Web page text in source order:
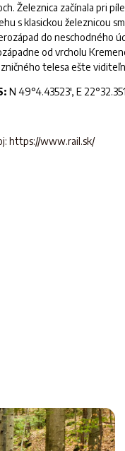
Železnica začínala pri
s klasickou železnicou
do neschodného
od vrcholu
telesa ešte
N 49°4.43523', E
https://www.rail.sk/